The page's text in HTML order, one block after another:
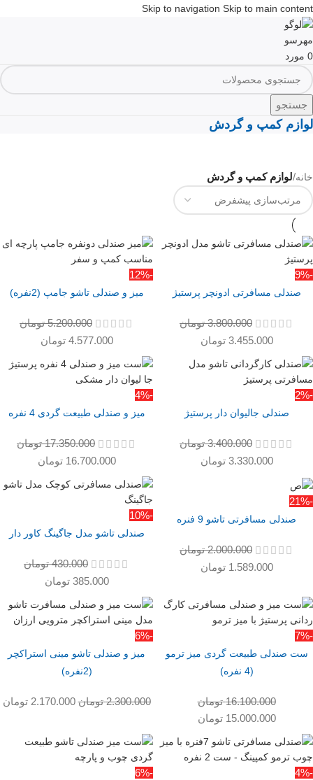
Skip to navigation Skip to main content
0 مورد
جستجو
لوازم کمپ و گردش
خانه/لوازم کمپ و گردش
-9%
صندلی مسافرتی ادونچر پرستیژ
3.800.000 تومان
3.455.000 تومان
-12%
میز و صندلی تاشو جامپ (2نفره)
5.200.000 تومان
4.577.000 تومان
-2%
صندلی جالیوان دار پرستیژ
3.400.000 تومان
3.330.000 تومان
-4%
میز و صندلی طبیعت گردی 4 نفره
17.350.000 تومان
16.700.000 تومان
-21%
صندلی مسافرتی تاشو 9 فنره
2.000.000 تومان
1.589.000 تومان
-10%
صندلی تاشو مدل جاگینگ کاور دار
430.000 تومان
385.000 تومان
-7%
ست صندلی طبیعت گردی میز ترمو
(4 نفره)
16.100.000 تومان
15.000.000 تومان
-6%
میز و صندلی تاشو مینی استراکچر
(2نفره)
2.300.000 تومان 2.170.000 تومان
-4%
-6%